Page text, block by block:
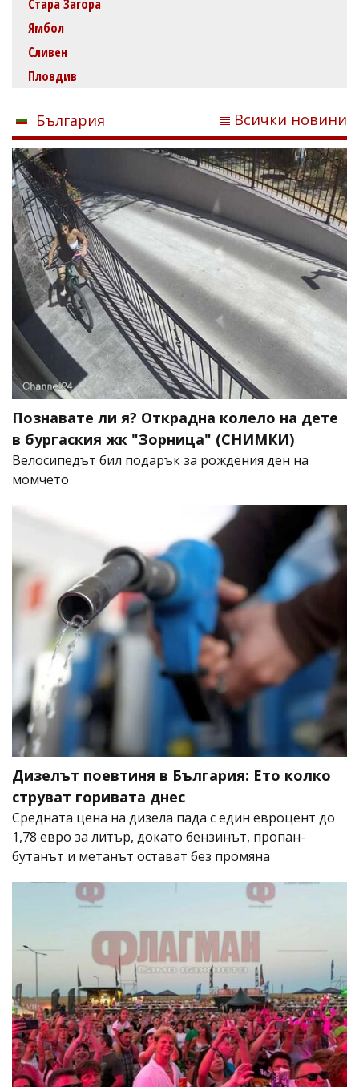
Стара Загора
Ямбол
Сливен
Пловдив
България Всички новини
Познавате ли я? Открадна колело на дете
в бургаския жк "Зорница" (СНИМКИ)
Велосипедът бил подарък за рождения ден на
момчето
Дизелът поевтиня в България: Ето колко
струват горивата днес
Средната цена на дизела пада с един евроцент до
1,78 евро за литър, докато бензинът, пропан-
бутанът и метанът остават без промяна